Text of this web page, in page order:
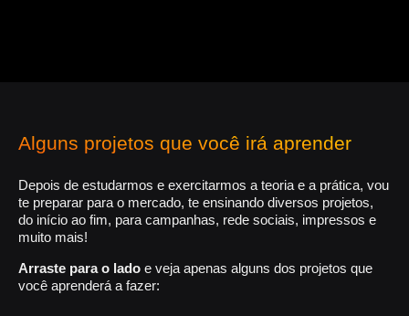
Alguns projetos que você irá aprender
Depois de estudarmos e exercitarmos a teoria e a prática, vou
te preparar para o mercado, te ensinando diversos projetos,
do início ao fim, para campanhas, rede sociais, impressos e
muito mais!
Arraste para o lado e veja apenas alguns dos projetos que
você aprenderá a fazer: